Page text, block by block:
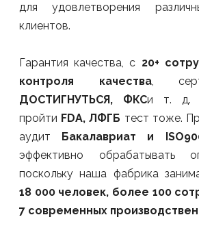
для удовлетворения
клиентов.
Гарантия качества, с 20+
контроля качества,
ДОСТИГНУТЬСЯ, ФКСи т. д.
пройти FDA, ЛФГБ тест тоже.
аудит Бакалавриат и
эффективно обрабатывать
поскольку наша фабрика
18 000 человек, более 100
7 современных